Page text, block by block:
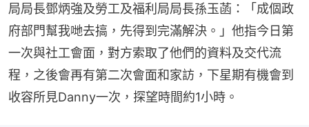
局局長鄧炳強及勞工及福利局局長孫玉菡：「成個政
府部門幫我哋去搞，先得到完滿解決。」他指今日第
一次與社工會面，對方索取了他們的資料及交代流
程，之後會再有第二次會面和家訪，下星期有機會到
收容所見Danny一次，探望時間約1小時。